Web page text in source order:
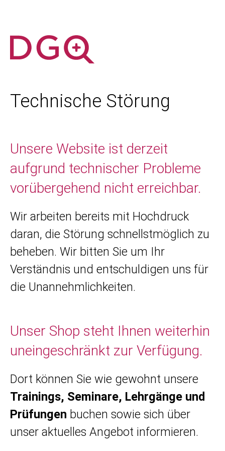
Technische Störung
Unsere Website ist derzeit
aufgrund technischer Probleme
vorübergehend nicht erreichbar.
Wir arbeiten bereits mit Hochdruck
daran, die Störung schnellstmöglich zu
beheben. Wir bitten Sie um Ihr
Verständnis und entschuldigen uns für
die Unannehmlichkeiten.
Unser Shop steht Ihnen weiterhin
uneingeschränkt zur Verfügung.
Dort können Sie wie gewohnt unsere
Trainings, Seminare, Lehrgänge und
Prüfungen buchen sowie sich über
unser aktuelles Angebot informieren.